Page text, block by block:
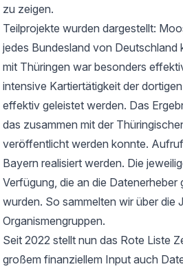
zu zeigen.
Teilprojekte wurden dargestellt:
jedes Bundesland von
mit Thüringen war besonders
intensive Kartiertätigkeit der
effektiv geleistet werden. Das
das zusammen mit der
veröffentlicht werden konnte.
Bayern realisiert werden. Die
Verfügung, die an die
wurden. So sammelten wir über die
Organismengruppen.
Seit 2022 stellt nun das Rote Liste
großem finanziellem Input auch